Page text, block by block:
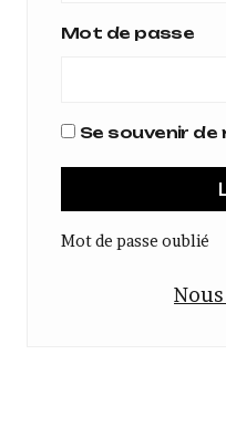
Mot de passe
Se souvenir de
Mot de passe oublié